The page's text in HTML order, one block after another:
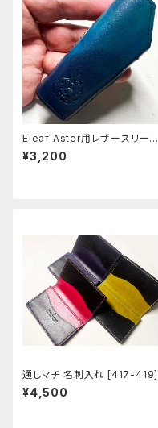
Eleaf Aster用レザースリーブ
[397-as]
¥3,200
通しマチ 名刺入れ [417-419]
¥4,500